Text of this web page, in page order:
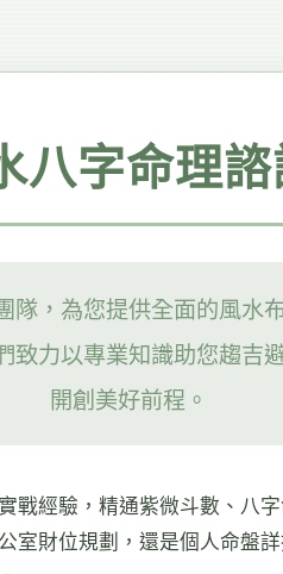
八字命理
隊，為您提供全面的風水
致力以專業知識助您趨吉
開創美好前程。
戰經驗，精通紫微斗數、八
室財位規劃，還是個人命盤